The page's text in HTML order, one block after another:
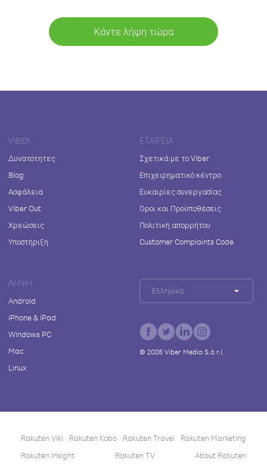
Κάντε λήψη τώρα
VIBER
Δυνατότητες
Blog
Ασφάλεια
Viber Out
Χρεώσεις
Υποστήριξη
ΕΤΑΙΡΕΊΑ
Σχετικά με το Viber
Επιχειρηματικό κέντρο
Ευκαιρίες συνεργασίας
Όροι και Προϋποθέσεις
Πολιτική απορρήτου
Customer Complaints Code
ΛΉΨΗ
Android
iPhone & iPad
Windows PC
Mac
Linux
Ελληνικά
© 2026Viber Media S.à r.l.
Rakuten Viki Rakuten Kobo Rakuten Travel
Rakuten Marketing
Rakuten Insight
Rakuten TV About Rakuten